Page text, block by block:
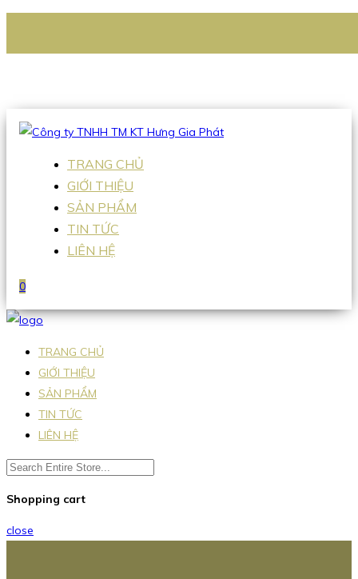
Hotline:0938 336 079
TRANG CHỦ
GIỚI THIỆU
SẢN PHẨM
TIN TỨC
LIÊN HỆ
0
TRANG CHỦ
GIỚI THIỆU
SẢN PHẨM
TIN TỨC
LIÊN HỆ
Shopping cart
close